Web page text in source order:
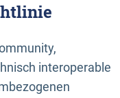
interoperable